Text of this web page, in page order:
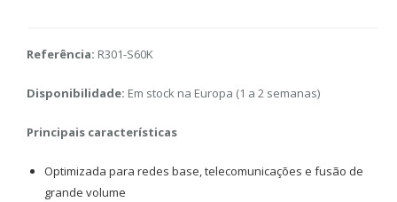
Referência: R301-S60K
Disponibilidade: Em stock na Europa (1 a 2 semanas)
Principais características
Optimizada para redes base, telecomunicações e fusão de
grande volume